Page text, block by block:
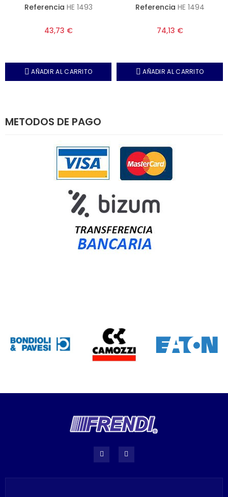
Referencia HE 1493
43,73 €
AÑADIR AL CARRITO
Referencia HE 1494
74,13 €
AÑADIR AL CARRITO
METODOS DE PAGO